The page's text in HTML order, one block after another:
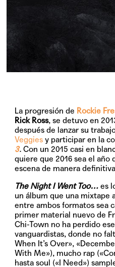
La progresión de Rockie
Rick Ross, se detuvo en
después de lanzar su
Veggies y participar en la
3. Con un 2015 casi en
quiere que 2016 sea el año
escena de manera
The Night I Went Too… es
un álbum que una mixtape
entre ambos formatos sea
primer material nuevo de
Chi-Town no ha perdido ese
vanguardistas, donde no
When It’s Over»,
With Me»), mucho rap (
hasta soul («I Need»)